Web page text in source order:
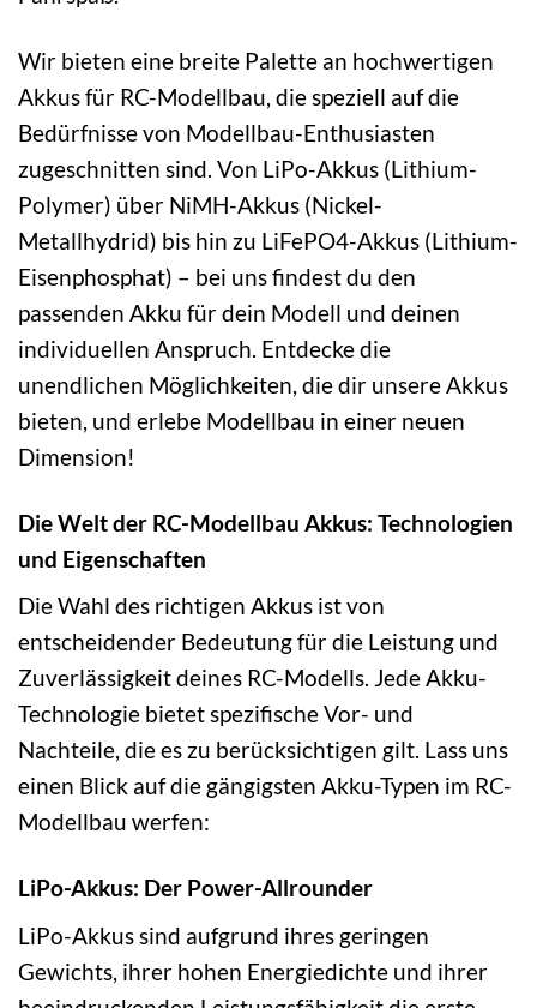
Wir bieten eine breite Palette an hochwertigen
Akkus für RC-Modellbau, die speziell auf die
Bedürfnisse von Modellbau-Enthusiasten
zugeschnitten sind. Von LiPo-Akkus (Lithium-
Polymer) über NiMH-Akkus (Nickel-
Metallhydrid) bis hin zu LiFePO4-Akkus (Lithium-
Eisenphosphat) – bei uns findest du den
passenden Akku für dein Modell und deinen
individuellen Anspruch. Entdecke die
unendlichen Möglichkeiten, die dir unsere Akkus
bieten, und erlebe Modellbau in einer neuen
Dimension!
Die Welt der RC-Modellbau Akkus: Technologien
und Eigenschaften
Die Wahl des richtigen Akkus ist von
entscheidender Bedeutung für die Leistung und
Zuverlässigkeit deines RC-Modells. Jede Akku-
Technologie bietet spezifische Vor- und
Nachteile, die es zu berücksichtigen gilt. Lass uns
einen Blick auf die gängigsten Akku-Typen im RC-
Modellbau werfen:
LiPo-Akkus: Der Power-Allrounder
LiPo-Akkus sind aufgrund ihres geringen
Gewichts, ihrer hohen Energiedichte und ihrer